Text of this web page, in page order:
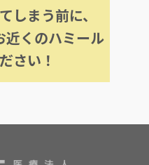
しまう前に、
近くのハミール
さい！